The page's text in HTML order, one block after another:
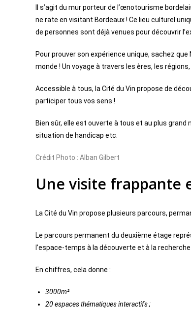
Il s’agit du mur porteur de l’œnotourisme
ne rate en visitant Bordeaux ! Ce lieu culturel
de personnes sont déjà venues pour découvrir
Pour prouver son expérience unique, sachez
monde ! Un voyage à travers les ères, les
Accessible à tous, la Cité du Vin propose de
participer tous vos sens !
Bien sûr, elle est ouverte à tous et au plus
situation de handicap etc.
Crédit Photo : Alban Gilbert
Une visite frappante
La Cité du Vin propose plusieurs parcours,
Le parcours permanent du deuxième étage
l’espace-temps à la découverte et à la
En chiffres, cela donne :
3000m²
20 espaces thématiques interactifs ;